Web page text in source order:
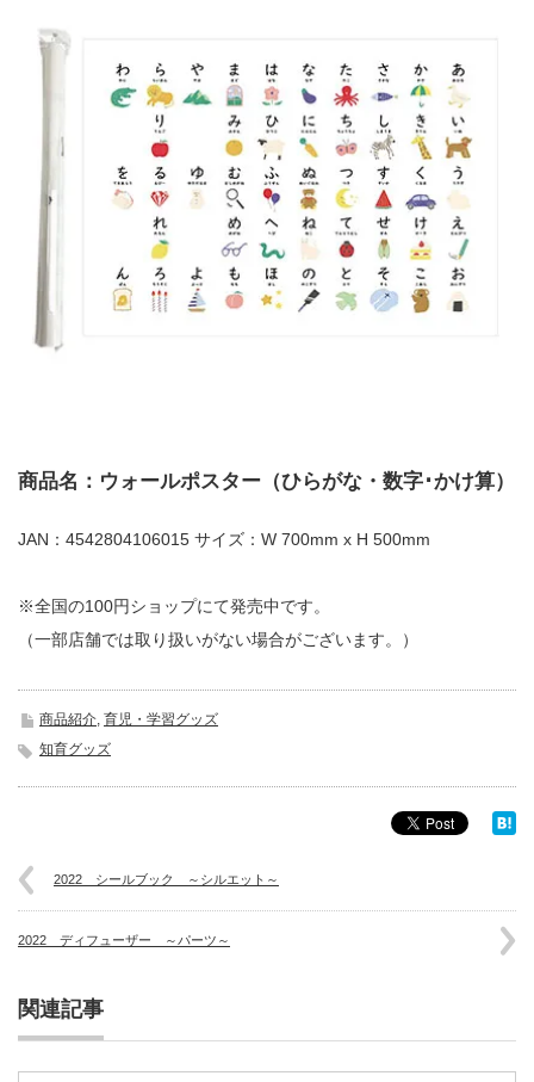
商品名：ウォールポスター（ひらがな・数字･かけ算）
JAN：4542804106015 サイズ：W 700mm x H 500mm
※全国の100円ショップにて発売中です。
（一部店舗では取り扱いがない場合がございます。）
商品紹介 育児・学習グッズ
知育グッズ
2022 シールブック ～シルエット～
2022 ディフューザー ～パーツ～
関連記事